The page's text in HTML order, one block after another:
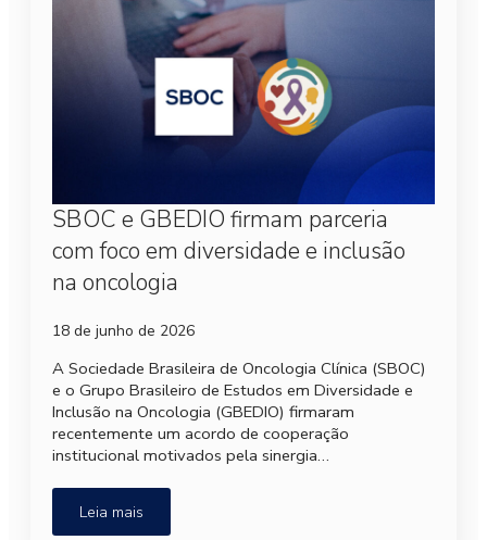
SBOC e GBEDIO firmam parceria
com foco em diversidade e inclusão
na oncologia
18 de junho de 2026
A Sociedade Brasileira de Oncologia Clínica (SBOC)
e o Grupo Brasileiro de Estudos em Diversidade e
Inclusão na Oncologia (GBEDIO) firmaram
recentemente um acordo de cooperação
institucional motivados pela sinergia…
Leia mais